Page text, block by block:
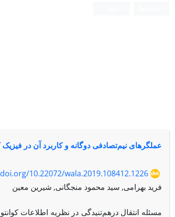
عملگرهای نیم‌تصادفی‌ دوگانه و کاربرد آن در فیزیک
10.22072/wala.2019.108412.1226
فرید بهرامی, سید محمود منجگانی, شیرین معین
مسئله انتقال درهم‌تنیدگی در نظریه اطلاعات